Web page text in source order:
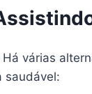
várias
saudável: